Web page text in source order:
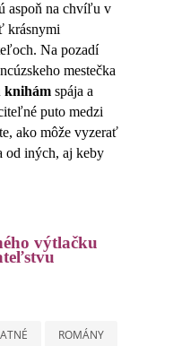
aspoň na chvíľu v
krásnymi
Na pozadí
mestečka
knihámspája a
puto medzi
ako môže vyzerať
od iných, aj keby
výtlačku
ROMÁNY